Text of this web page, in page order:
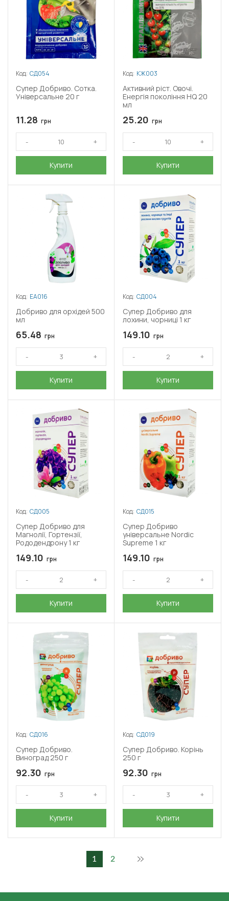
Код: СД054
Супер Добриво. Сотка.
Універсальне 20 г
11.28 грн
Купити
Код: КЖ003
Активний ріст. Овочі.
Енергія покоління HQ 20
мл
25.20 грн
Купити
Код: ЕА016
Добриво для орхідей 500
мл
65.48 грн
Купити
Код: СД004
Супер Добриво для
лохини, чорниці 1 кг
149.10 грн
Купити
Код: СД005
Супер Добриво для
Магнолії, Гортензії,
Рододендрону 1 кг
149.10 грн
Купити
Код: СД015
Супер Добриво
універсальне Nordic
Supreme 1 кг
149.10 грн
Купити
Код: СД016
Супер Добриво.
Виноград 250 г
92.30 грн
Купити
Код: СД019
Супер Добриво. Корінь
250 г
92.30 грн
Купити
1 2